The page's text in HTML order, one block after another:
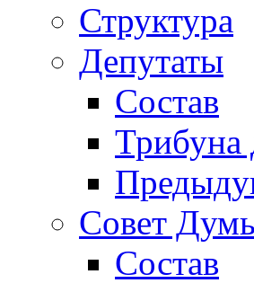
Структура
Депутаты
Состав
Трибуна
Совет
Состав